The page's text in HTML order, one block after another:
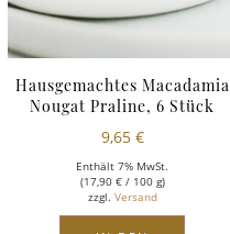
Hausgemachtes Macadamia
Nougat Praline, 6 Stück
9,65 €
Enthält 7% MwSt.
(17,90 €/ 100 g)
zzgl. Versand